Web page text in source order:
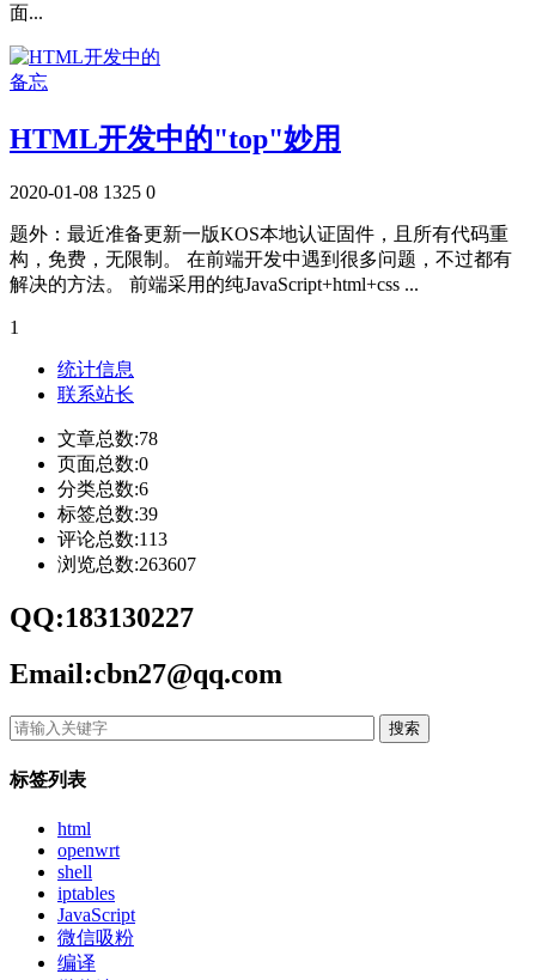
面...
备忘
HTML开发中的"top"妙用
2020-01-08 1325 0
题外：最近准备更新一版KOS本地认证固件，且所有代码重
构，免费，无限制。 在前端开发中遇到很多问题，不过都有
解决的方法。 前端采用的纯JavaScript+html+css ...
1
统计信息
联系站长
文章总数:78
页面总数:0
分类总数:6
标签总数:39
评论总数:113
浏览总数:263607
QQ:183130227
Email:cbn27@qq.com
搜索
标签列表
html
openwrt
shell
iptables
JavaScript
微信吸粉
编译